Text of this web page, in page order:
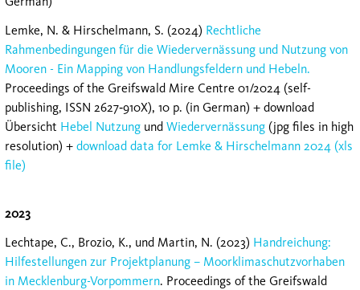
Lemke, N. & Hirschelmann, S. (2024) Rechtliche
Rahmenbedingungen für die Wiedervernässung und Nutzung von
Mooren - Ein Mapping von Handlungsfeldern und Hebeln.
Proceedings of the Greifswald Mire Centre 01/2024 (self-
publishing, ISSN 2627‐910X), 10 p. (in German) + download
Übersicht Hebel Nutzung und Wiedervernässung (jpg files in high
resolution) + download data for Lemke & Hirschelmann 2024 (xls
file)
2023
Lechtape, C., Brozio, K., und Martin, N. (2023) Handreichung:
Hilfestellungen zur Projektplanung – Moorklimaschutzvorhaben
in Mecklenburg-Vorpommern. Proceedings of the Greifswald